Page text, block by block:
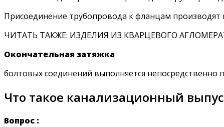
Присоединение трубопровода к фланцам
ЧИТАТЬ ТАКЖЕ: ИЗДЕЛИЯ ИЗ КВАРЦЕВОГО
Окончательная затяжка
болтовых соединений выполняется непосредственно
Что такое канализационный
Вопрос :